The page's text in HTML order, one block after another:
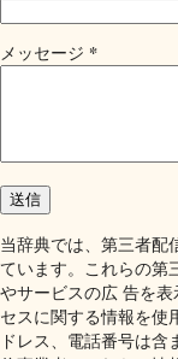
メッセージ *
当辞典では、第三者配
ています。これらの第
やサービスの広 告を
セスに関する情報を使
ドレス、電話番号は